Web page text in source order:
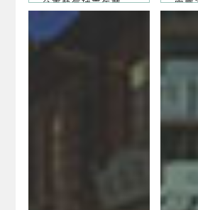
台東熱氣球嘉年華
台東民宿國民旅遊卡
專區
霧鹿
關
網